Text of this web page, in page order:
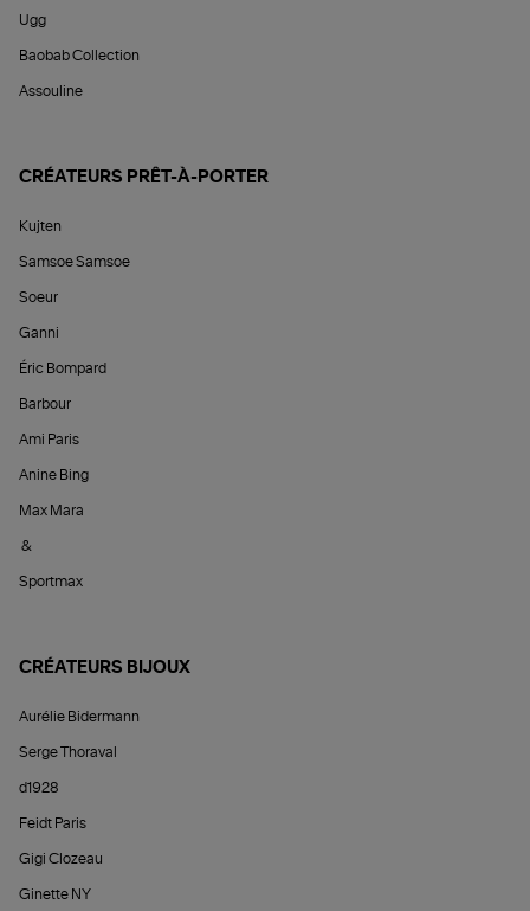
Ugg
Baobab Collection
Assouline
CRÉATEURS PRÊT-À-PORTER
Kujten
Samsoe Samsoe
Soeur
Ganni
Éric Bompard
Barbour
Ami Paris
Anine Bing
Max Mara
&
Sportmax
CRÉATEURS BIJOUX
Aurélie Bidermann
Serge Thoraval
d1928
Feidt Paris
Gigi Clozeau
Ginette NY